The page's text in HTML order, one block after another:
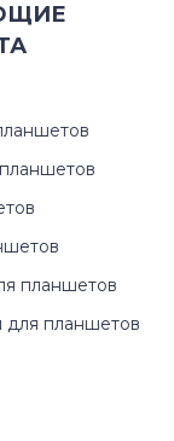
планшетов
планшетов